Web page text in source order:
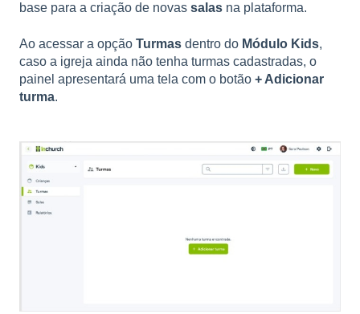
base para a criação de novas salas na plataforma.
Ao acessar a opção Turmas dentro do Módulo Kids,
caso a igreja ainda não tenha turmas cadastradas, o
painel apresentará uma tela com o botão + Adicionar
turma.